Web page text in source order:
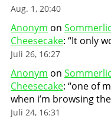
Aug. 1, 20:40
Anonym on
Cheesecake: “It only
Juli 26, 16:27
Anonym on
Cheesecake: “one of
when i’m browsing
Juli 24, 16:31